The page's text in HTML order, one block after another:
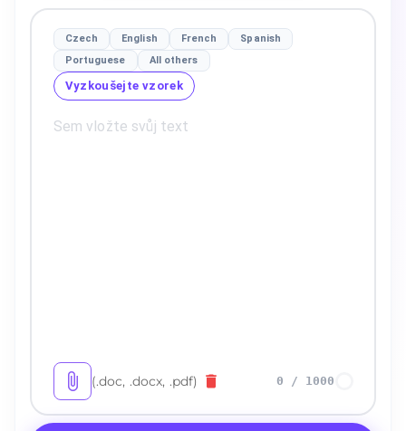
Czech English French
Spanish
Portuguese
All others
Vyzkoušejte vzorek
(.doc, .docx, .pdf) 0 / 1000